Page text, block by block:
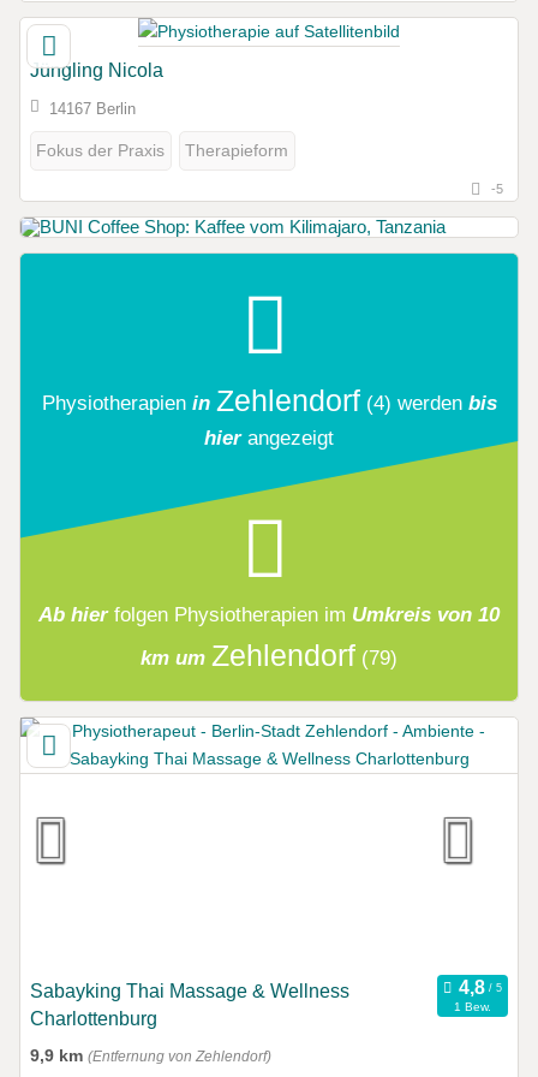
Jüngling Nicola
14167 Berlin
Fokus der Praxis Therapieform
-5
Physiotherapien in Zehlendorf (4) werden bis
hierangezeigt
Ab hier folgen Physiotherapien im Umkreis von 10
km um Zehlendorf (79)
Sabayking Thai Massage & Wellness
Charlottenburg
1 Bew.
9,9 km (Entfernung von Zehlendorf)